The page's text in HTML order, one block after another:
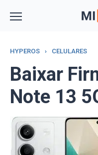
HYPEROS › CELULARES
Baixar
Note 13